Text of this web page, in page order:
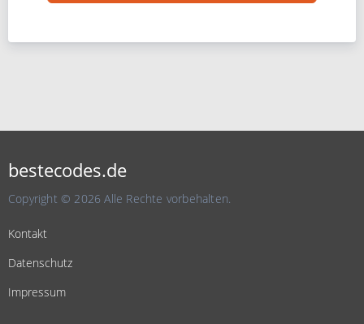
bestecodes.de
Copyright © 2026 Alle Rechte vorbehalten.
Kontakt
Datenschutz
Impressum